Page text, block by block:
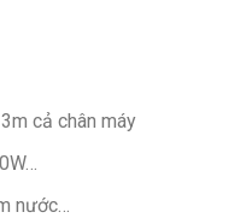
cả chân máy
nước…